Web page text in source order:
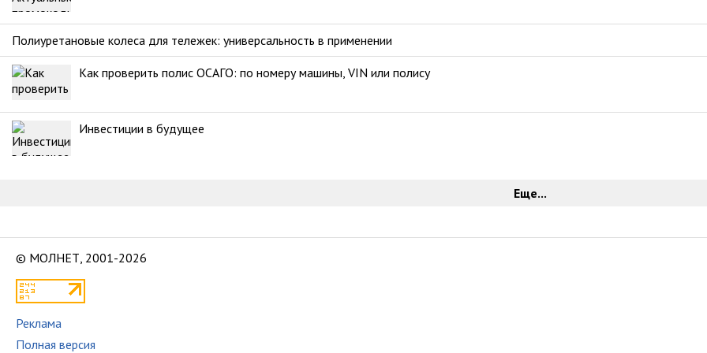
Полиуретановые колеса для тележек: универсальность в применении
Как проверить полис ОСАГО: по номеру машины, VIN или полису
Инвестиции в будущее
Еще...
© МОЛНЕТ, 2001-2026
Реклама
Полная версия